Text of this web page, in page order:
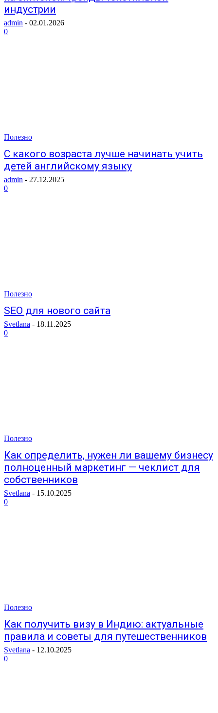
индустрии
admin - 02.01.2026
0
Полезно
С какого возраста лучше начинать учить
детей английскому языку
admin - 27.12.2025
0
Полезно
SEO для нового сайта
Svetlana - 18.11.2025
0
Полезно
Как определить, нужен ли вашему бизнесу
полноценный маркетинг — чеклист для
собственников
Svetlana - 15.10.2025
0
Полезно
Как получить визу в Индию: актуальные
правила и советы для путешественников
Svetlana - 12.10.2025
0